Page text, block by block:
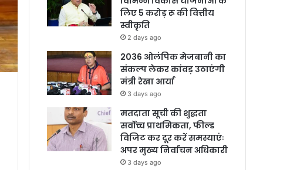
लिए 5 करोड़ रू की वित्तीय
स्वीकृति
2 days ago
2036 ओलंपिक मेजबानी का
संकल्प लेकर कांवड़ उठाएंगी
मंत्री रेखा आर्या
3 days ago
मतदाता सूची की शुद्धता
सर्वोच्च प्राथमिकता, फील्ड
विजिट कर दूर करें समस्याएंः
अपर मुख्य निर्वाचन अधिकारी
3 days ago